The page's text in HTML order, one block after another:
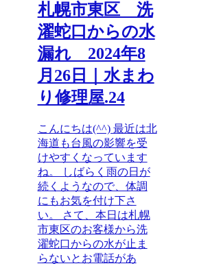
札幌市東区 洗
濯蛇口からの水
漏れ 2024年8
月26日｜水まわ
り修理屋.24
こんにちは(^^) 最近は北
海道も台風の影響を受
けやすくなっています
ね。 しばらく雨の日が
続くようなので、体調
にもお気を付け下さ
い。 さて、本日は札幌
市東区のお客様から洗
濯蛇口からの水が止ま
らないとお電話があ